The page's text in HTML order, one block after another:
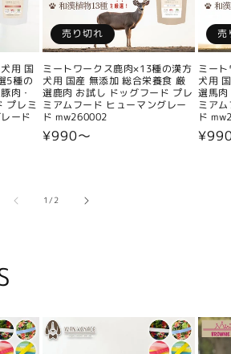
用 国
5種の
肉・
プレミ
ード
売り切れ
ミートワークス鹿肉×13種の漢方
犬用 国産 無添加 総合栄養食 厳
選鹿肉 お試し ドッグフード プレ
ミアムフード ヒューマングレー
ド mw260002
通
¥990〜
売
ミー
犬用
選馬
ミア
ド
通
1/の
2